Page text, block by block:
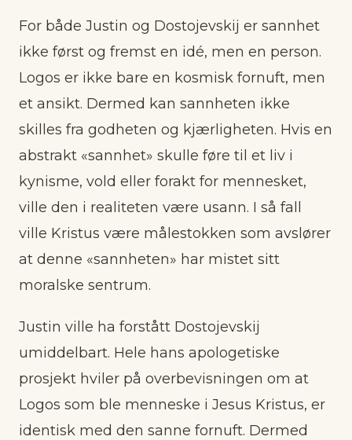
For både Justin og Dostojevskij er sannhet
ikke først og fremst en idé, men en person.
Logos er ikke bare en kosmisk fornuft, men
et ansikt. Dermed kan sannheten ikke
skilles fra godheten og kjærligheten. Hvis en
abstrakt «sannhet» skulle føre til et liv i
kynisme, vold eller forakt for mennesket,
ville den i realiteten være usann. I så fall
ville Kristus være målestokken som avslører
at denne «sannheten» har mistet sitt
moralske sentrum.
Justin ville ha forstått Dostojevskij
umiddelbart. Hele hans apologetiske
prosjekt hviler på overbevisningen om at
Logos som ble menneske i Jesus Kristus, er
identisk med den sanne fornuft. Dermed